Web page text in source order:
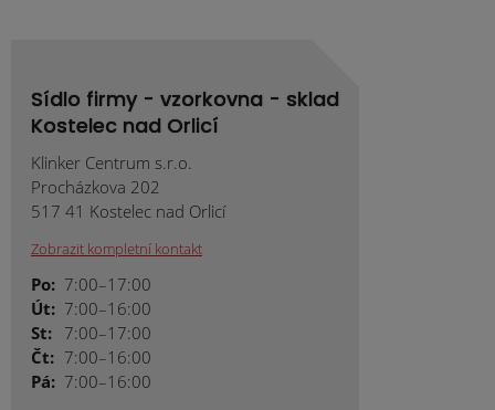
Sídlo firmy - vzorkovna - sklad
Kostelec nad Orlicí
Klinker Centrum s.r.o.
Procházkova 202
517 41 Kostelec nad Orlicí
Zobrazit kompletní kontakt
Po: 7:00–17:00
Út: 7:00–16:00
St: 7:00–17:00
Čt: 7:00–16:00
Pá: 7:00–16:00